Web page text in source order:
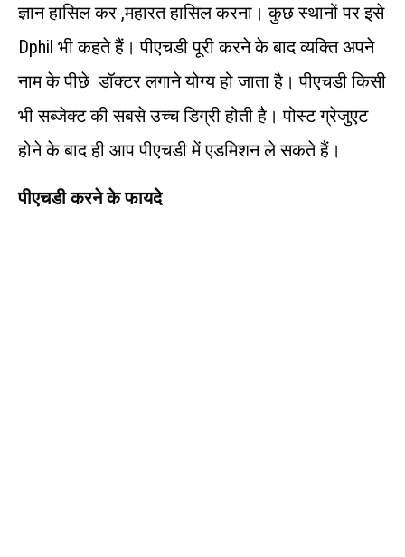
ज्ञान हासिल कर ,महारत हासिल करना। कुछ स्थानों पर इसे
Dphil भी कहते हैं। पीएचडी पूरी करने के बाद व्यक्ति अपने
नाम के पीछे डॉक्टर लगाने योग्य हो जाता है। पीएचडी किसी
भी सब्जेक्ट की सबसे उच्च डिग्री होती है। पोस्ट ग्रेजुएट
होने के बाद ही आप पीएचडी में एडमिशन ले सकते हैं।
पीएचडी करने के फायदे